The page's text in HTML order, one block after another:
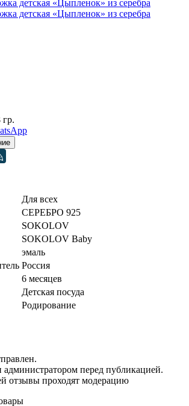
гр.
Для всех
СЕРЕБРО 925
SOKOLOV
SOKOLOV Baby
эмаль
Россия
6 месяцев
Детская посуда
Родирование
администратором перед публикацией.
отзывы проходят модерацию